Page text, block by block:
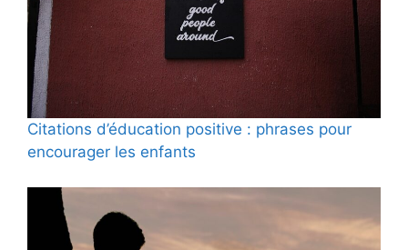
Citations d’éducation positive : phrases pour
encourager les enfants